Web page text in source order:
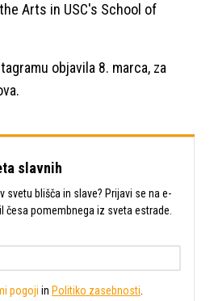
Arts in USC's School of
objavila 8. marca, za
slavnih
svetu blišča in slave? Prijavi se na e-
česa pomembnega iz sveta estrade.
pogoji in Politiko zasebnosti